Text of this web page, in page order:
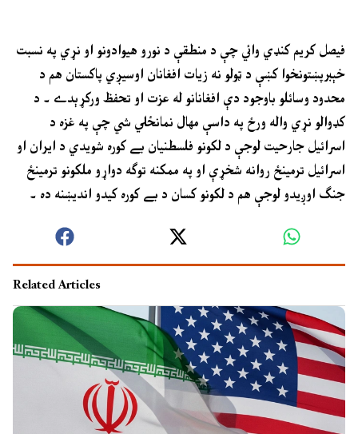
فيصل کريم کنډي وائي چې د منطقې د نورو هيوادونو او نړي په نسبت
خېبرپښتونخوا کښې د ټولو نه زيات افغانان اوسيږي پاکستان هم د
محدود وسائلو باوجود دې افغانانو له عزت او تحفظ ورکړېدے ۔ د
کډوالو نړي واله ورځ په داسې مهال نمانځلي شي چې په غزه د
اسرائيل جارحيت لوجې د لکونو فلسطنيان بے کوره شويدي د ايران او
اسرائيل ترمينځ روانه شخړې او په ممکنه توګه دواړو ملکونو ترمينځ
جنګ اوږيدو لوجې هم د لکونو کسان د بے کوره کيدو انديښنه ده ۔
Related Articles